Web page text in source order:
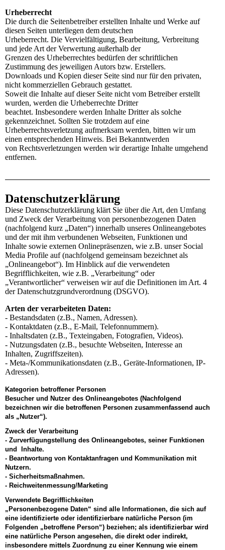
Urheberrecht
Die durch die Seitenbetreiber erstellten Inhalte und Werke auf
diesen Seiten unterliegen dem deutschen
Urheberrecht. Die Vervielfältigung, Bearbeitung, Verbreitung
und jede Art der Verwertung außerhalb der
Grenzen des Urheberrechtes bedürfen der schriftlichen
Zustimmung des jeweiligen Autors bzw. Erstellers.
Downloads und Kopien dieser Seite sind nur für den privaten,
nicht kommerziellen Gebrauch gestattet.
Soweit die Inhalte auf dieser Seite nicht vom Betreiber erstellt
wurden, werden die Urheberrechte Dritter
beachtet. Insbesondere werden Inhalte Dritter als solche
gekennzeichnet. Sollten Sie trotzdem auf eine
Urheberrechtsverletzung aufmerksam werden, bitten wir um
einen entsprechenden Hinweis. Bei Bekanntwerden
von Rechtsverletzungen werden wir derartige Inhalte umgehend
entfernen.
Datenschutzerklärung
Diese Datenschutzerklärung klärt Sie über die Art, den Umfang
und Zweck der Verarbeitung von personenbezogenen Daten
(nachfolgend kurz „Daten“) innerhalb unseres Onlineangebotes
und der mit ihm verbundenen Webseiten, Funktionen und
Inhalte sowie externen Onlinepräsenzen, wie z.B. unser Social
Media Profile auf (nachfolgend gemeinsam bezeichnet als
„Onlineangebot“). Im Hinblick auf die verwendeten
Begrifflichkeiten, wie z.B. „Verarbeitung“ oder
„Verantwortlicher“ verweisen wir auf die Definitionen im Art. 4
der Datenschutzgrundverordnung (DSGVO).
Arten der verarbeiteten Daten:
- Bestandsdaten (z.B., Namen, Adressen).
- Kontaktdaten (z.B., E-Mail, Telefonnummern).
- Inhaltsdaten (z.B., Texteingaben, Fotografien, Videos).
- Nutzungsdaten (z.B., besuchte Webseiten, Interesse an
Inhalten, Zugriffszeiten).
- Meta-/Kommunikationsdaten (z.B., Geräte-Informationen, IP-
Adressen).
Kategorien betroffener Personen
Besucher und Nutzer des Onlineangebotes (Nachfolgend
bezeichnen wir die betroffenen Personen zusammenfassend auch
als „Nutzer“).
Zweck der Verarbeitung
- Zurverfügungstellung des Onlineangebotes, seiner Funktionen
und Inhalte.
- Beantwortung von Kontaktanfragen und Kommunikation mit
Nutzern.
- Sicherheitsmaßnahmen.
- Reichweitenmessung/Marketing
Verwendete Begrifflichkeiten
„Personenbezogene Daten“ sind alle Informationen, die sich auf
eine identifizierte oder identifizierbare natürliche Person (im
Folgenden „betroffene Person“) beziehen; als identifizierbar wird
eine natürliche Person angesehen, die direkt oder indirekt,
insbesondere mittels Zuordnung zu einer Kennung wie einem